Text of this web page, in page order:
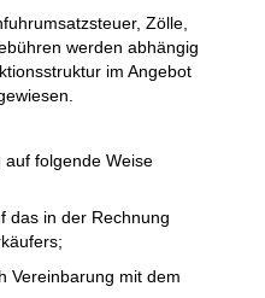
Zölle,
werden abhängig
im Angebot
auf folgende Weise
das in der Rechnung
Vereinbarung mit dem